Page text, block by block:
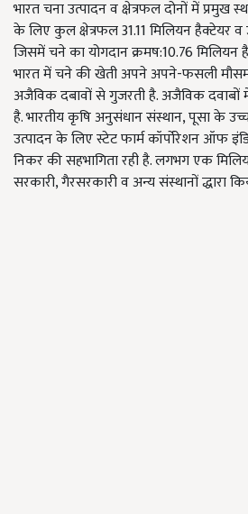
भारत चना उत्पादन व क्षेत्रफल दोनों में प्रमुख
के लिए कुल क्षेत्रफल 31.11 मिलियन हैक्टेयर व
जिसमें चने का योगदान क्रमष:10.76 मिलियन
भारत में चने की खेती अपने अपने-फसली
अजैविक दबावों से गुजरती है. अजैविक दवाबों
है. भारतीय कृषि अनुसंधान संस्थान, पूसा के
उत्पादन के लिए स्टेट फार्म कॉर्पोरेशन ऑफ
निकर की सहभागिता रही है. लगभग एक
सरकारी, गैरसरकारी व अन्य संस्थानों द्धारा